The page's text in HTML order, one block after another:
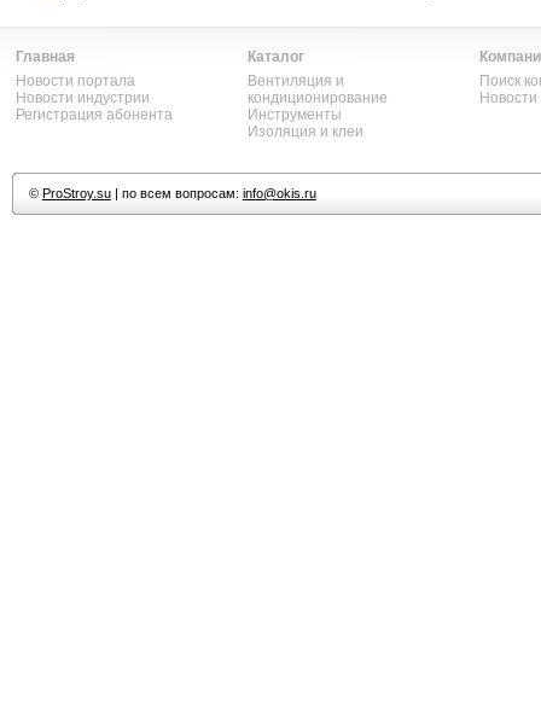
Главная
Новости портала
Новости индустрии
Регистрация абонента
Каталог
Вентиляция и
кондиционирование
Инструменты
Изоляция и клеи
Поиск
© ProStroy.su| по всем вопросам: info@okis.ru